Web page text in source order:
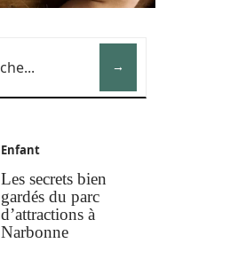
Enfant
Les secrets bien
gardés du parc
d’attractions à
Narbonne